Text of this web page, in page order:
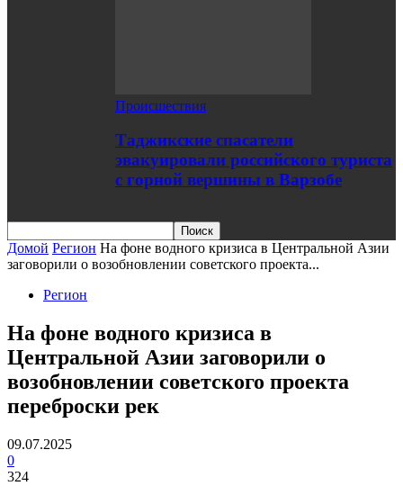
Происшествия
Таджикские спасатели
эвакуировали российского туриста
с горной вершины в Варзобе
Домой Регион На фоне водного кризиса в Центральной Азии
заговорили о возобновлении советского проекта...
Регион
На фоне водного кризиса в
Центральной Азии заговорили о
возобновлении советского проекта
переброски рек
09.07.2025
0
324